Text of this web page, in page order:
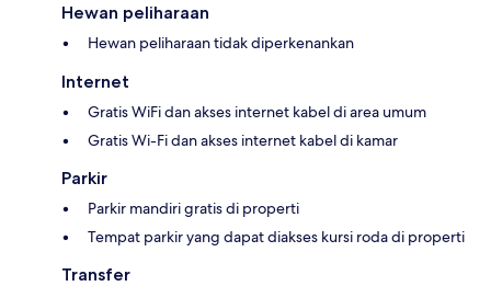
Hewan peliharaan
Hewan peliharaan tidak diperkenankan
Internet
Gratis WiFi dan akses internet kabel di area umum
Gratis Wi-Fi dan akses internet kabel di kamar
Parkir
Parkir mandiri gratis di properti
Tempat parkir yang dapat diakses kursi roda di properti
Transfer